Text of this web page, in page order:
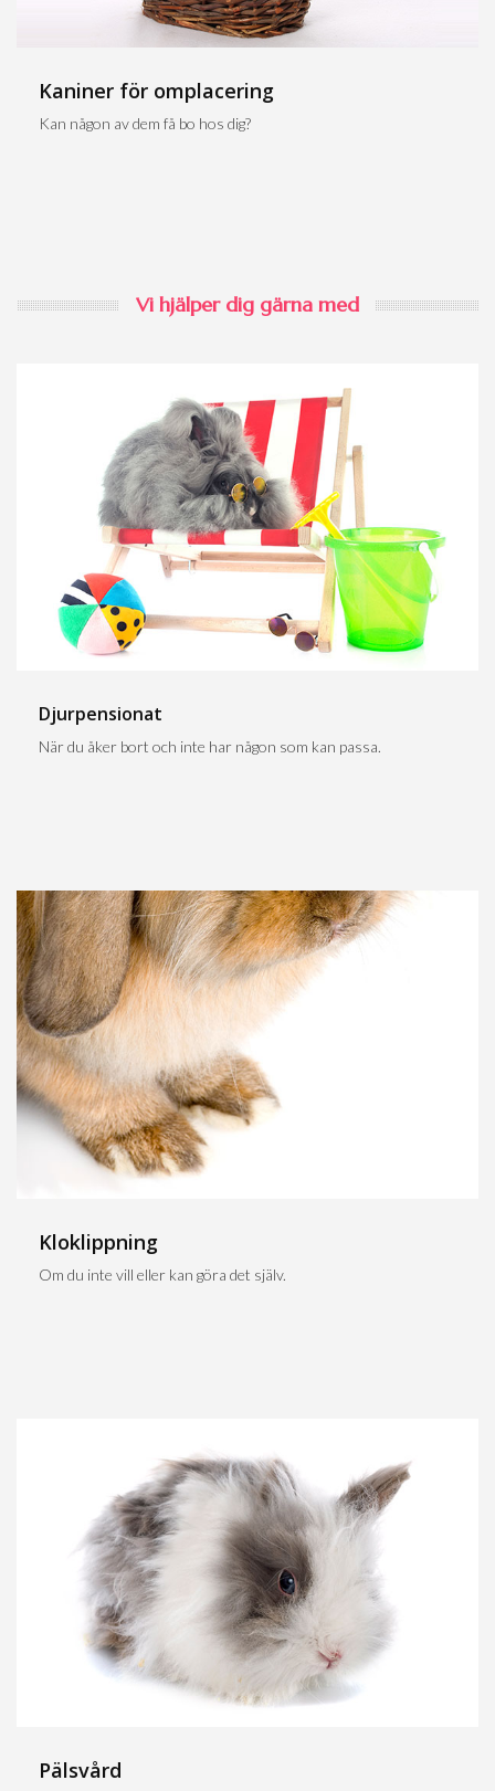
Kaniner för omplacering
Kan någon av dem få bo hos dig?
Vi hjälper dig gärna med
Djurpensionat
När du åker bort och inte har någon som kan passa.
Kloklippning
Om du inte vill eller kan göra det själv.
Pälsvård